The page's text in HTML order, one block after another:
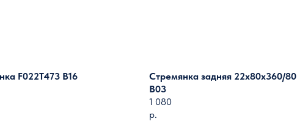
F022T473 B16
Стремянка задняя 22х80х360/80
B03
1 080
р.